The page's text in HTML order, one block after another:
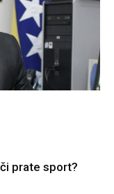
prate sport?